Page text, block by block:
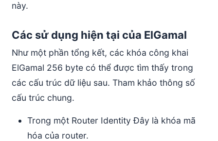
Đầu vào Phiên hiện tại
Định dạng được mã hóa
Ghi chú
Xử lý lỗi AEAD
Lý do
4) Ratchets
Số tin nhắn
này.
Các sử dụng hiện tại của ElGamal
Như một phần tổng kết, các khóa công khai
ElGamal 256 byte có thể được tìm thấy trong
các cấu trúc dữ liệu sau. Tham khảo thông số
cấu trúc chung.
Trong một Router Identity Đây là khóa mã
hóa của router.